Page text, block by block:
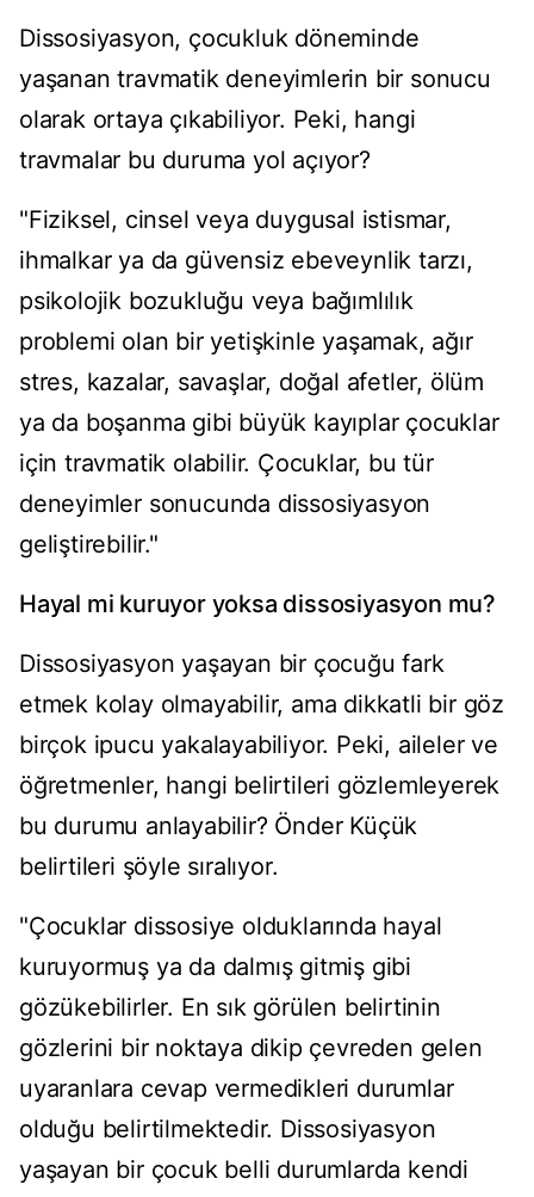
Dissosiyasyon, çocukluk döneminde
yaşanan travmatik deneyimlerin bir sonucu
olarak ortaya çıkabiliyor. Peki, hangi
travmalar bu duruma yol açıyor?
"Fiziksel, cinsel veya duygusal istismar,
ihmalkar ya da güvensiz ebeveynlik tarzı,
psikolojik bozukluğu veya bağımlılık
problemi olan bir yetişkinle yaşamak, ağır
stres, kazalar, savaşlar, doğal afetler, ölüm
ya da boşanma gibi büyük kayıplar çocuklar
için travmatik olabilir. Çocuklar, bu tür
deneyimler sonucunda dissosiyasyon
geliştirebilir."
Hayal mi kuruyor yoksa dissosiyasyon mu?
Dissosiyasyon yaşayan bir çocuğu fark
etmek kolay olmayabilir, ama dikkatli bir göz
birçok ipucu yakalayabiliyor. Peki, aileler ve
öğretmenler, hangi belirtileri gözlemleyerek
bu durumu anlayabilir? Önder Küçük
belirtileri şöyle sıralıyor.
"Çocuklar dissosiye olduklarında hayal
kuruyormuş ya da dalmış gitmiş gibi
gözükebilirler. En sık görülen belirtinin
gözlerini bir noktaya dikip çevreden gelen
uyaranlara cevap vermedikleri durumlar
olduğu belirtilmektedir. Dissosiyasyon
yaşayan bir çocuk belli durumlarda kendi